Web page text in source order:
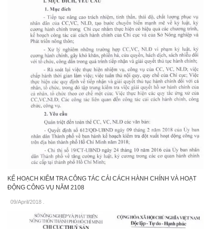
KẾ HOẠCH KIỂM TRA CÔNG TÁC CẢI CÁCH HÀNH CHÍNH VÀ HOẠT
ĐỘNG CÔNG VỤ NĂM 2108
09/April/2018